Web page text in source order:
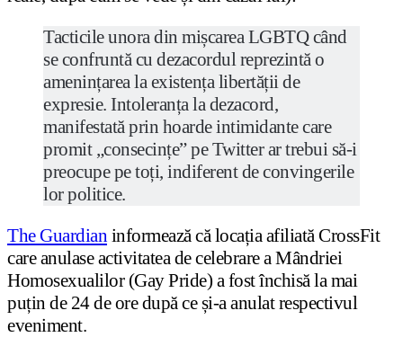
Tacticile unora din mișcarea LGBTQ când
se confruntă cu dezacordul reprezintă o
amenințarea la existența libertății de
expresie. Intoleranța la dezacord,
manifestată prin hoarde intimidante care
promit „consecințe” pe Twitter ar trebui să-i
preocupe pe toți, indiferent de convingerile
lor politice.
The Guardian informează că locația afiliată CrossFit
care anulase activitatea de celebrare a Mândriei
Homosexualilor (Gay Pride) a fost închisă la mai
puțin de 24 de ore după ce și-a anulat respectivul
eveniment.